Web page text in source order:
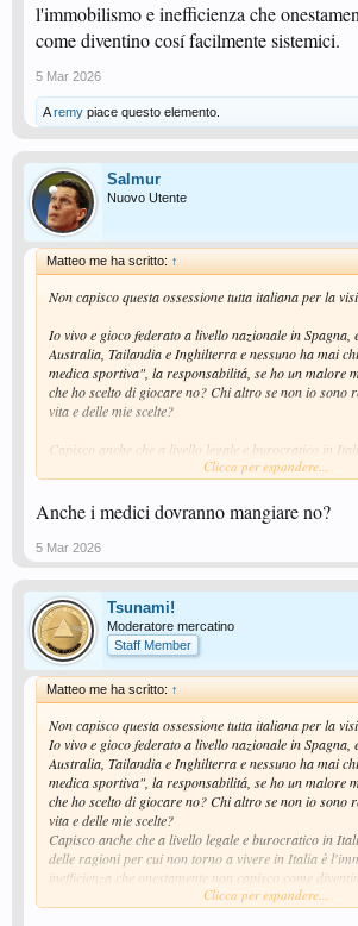
l'immobilismo e inefficienza che
come diventino cosí facilmente sistemici.
5 Mar 2026
Aremy piace questo elemento.
Salmur
Nuovo Utente
Matteo me ha scritto: ↑
Non capisco questa ossessione tutta italiana per la
Io vivo e gioco federato a livello nazionale in Spagna,
Australia, Tailandia e Inghilterra e nessuno ha mai
medica sportiva", la responsabilitá, se ho un malore
che ho scelto di giocare no? Chi altro se non io sono
vita e delle mie scelte?
Capisco anche che a livello legale e burocratico in
delle ragioni per cui non torno a vivere in Italia è
sistemici.
Clicca per espandere...
Anche i medici dovranno mangiare no?
5 Mar 2026
Tsunami!
Moderatore mercatino
Staff Member
Matteo me ha scritto: ↑
Non capisco questa ossessione tutta italiana per la
Io vivo e gioco federato a livello nazionale in Spagna,
Australia, Tailandia e Inghilterra e nessuno ha mai
medica sportiva", la responsabilitá, se ho un malore
che ho scelto di giocare no? Chi altro se non io sono
vita e delle mie scelte?
Capisco anche che a livello legale e burocratico in
delle ragioni per cui non torno a vivere in Italia è
inefficienza che onestamente non capisco come
Clicca per espandere...